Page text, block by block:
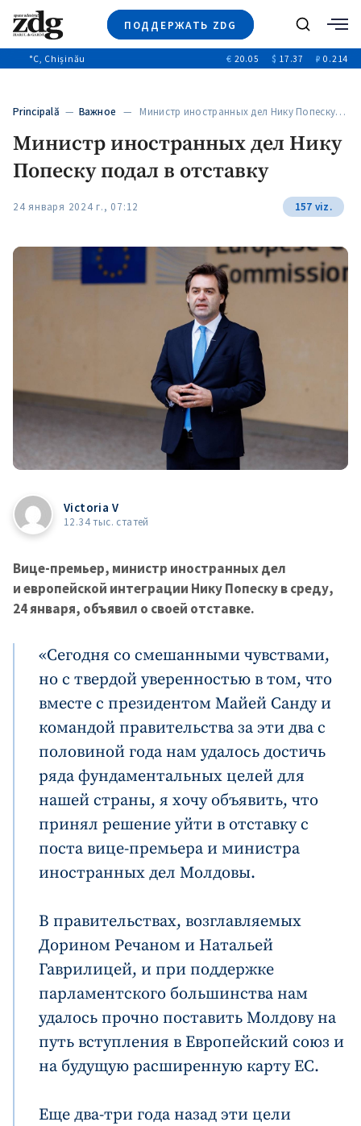
ПОДДЕРЖАТЬ ZDG
Новости
Расследования
Общество
+312
Выборы 2025
Поиск
°C, Chișinău € 20.05 $ 17.37 ₽ 0.214
Principală — Важное — Министр иностранных дел Нику Попеску…
Министр иностранных дел Нику
Попеску подал в отставку
24 января 2024 г., 07:12 157 viz.
Victoria V
12.34 тыс. статей
Вице-премьер, министр иностранных дел
и европейской интеграции Нику Попеску в среду,
24 января, объявил о своей отставке.
«Сегодня со смешанными чувствами,
но с твердой уверенностью в том, что
вместе с президентом Майей Санду и
командой правительства за эти два с
половиной года нам удалось достичь
ряда фундаментальных целей для
нашей страны, я хочу объявить, что
принял решение уйти в отставку с
поста вице-премьера и министра
иностранных дел Молдовы.
В правительствах, возглавляемых
Дорином Речаном и Натальей
Гаврилицей, и при поддержке
парламентского большинства нам
удалось прочно поставить Молдову на
путь вступления в Европейский союз и
на будущую расширенную карту ЕС.
Еще два-три года назад эти цели